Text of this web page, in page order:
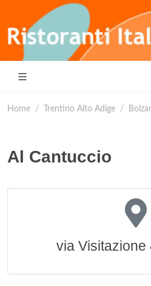
Home Trentino Alto Adige
Al Cantuccio
via Visitazione